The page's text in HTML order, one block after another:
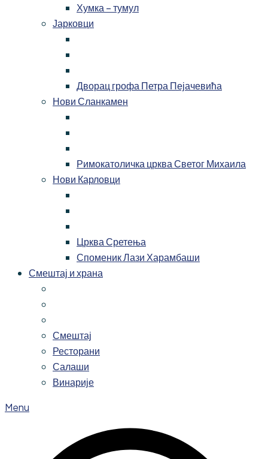
Хумка – тумул
Јарковци
Дворац грофа Петра Пејачевића
Нови Сланкамен
Римокатоличка црква Светог Михаила
Нови Карловци
Црква Сретења
Споменик Лази Харамбаши
Смештај и храна
Смештај
Ресторани
Салаши
Винарије
Menu